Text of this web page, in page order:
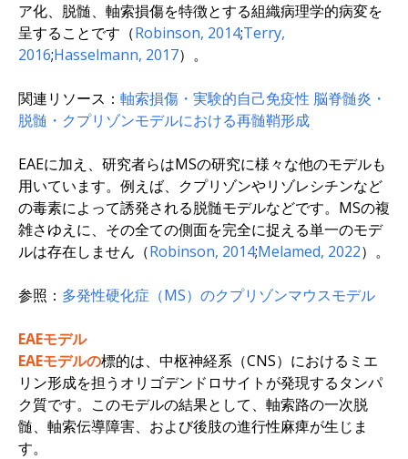
ア化、脱髄、軸索損傷を特徴とする組織病理学的病変を
呈することです（Robinson, 2014;Terry,
2016;Hasselmann, 2017）。
関連リソース： 軸索損傷・実験的自己免疫性 脳脊髄炎・
脱髄・クプリゾンモデルにおける再髄鞘形成
EAEに加え、研究者らはMSの研究に様々な他のモデルも
用いています。例えば、クプリゾンやリゾレシチンなど
の毒素によって誘発される脱髄モデルなどです。MSの複
雑さゆえに、その全ての側面を完全に捉える単一のモデ
ルは存在しません（Robinson, 2014;Melamed, 2022）。
参照： 多発性硬化症（MS）のクプリゾンマウスモデル
EAEモデル
EAEモデルの標的は、中枢神経系（CNS）におけるミエ
リン形成を担うオリゴデンドロサイトが発現するタンパ
ク質です。このモデルの結果として、軸索路の一次脱
髄、軸索伝導障害、および後肢の進行性麻痺が生じま
す。